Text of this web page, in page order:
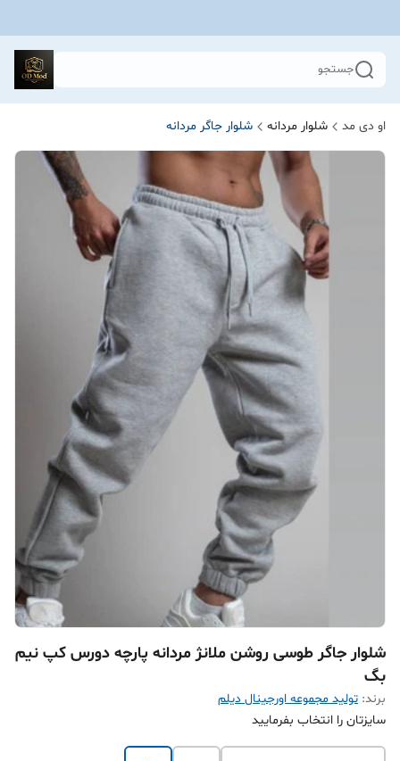
جستجو
او دی مد شلوار مردانه شلوار جاگر مردانه
شلوار جاگر طوسی روشن ملانژ مردانه پارچه دورس کپ نیم
بگ
برند: تولید مجموعه اورجینال دیلم
سایزتان را انتخاب بفرمایید